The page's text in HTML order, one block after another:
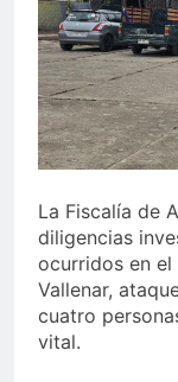
La Fiscalía de
diligencias
ocurridos en
Vallenar,
cuatro
vital.